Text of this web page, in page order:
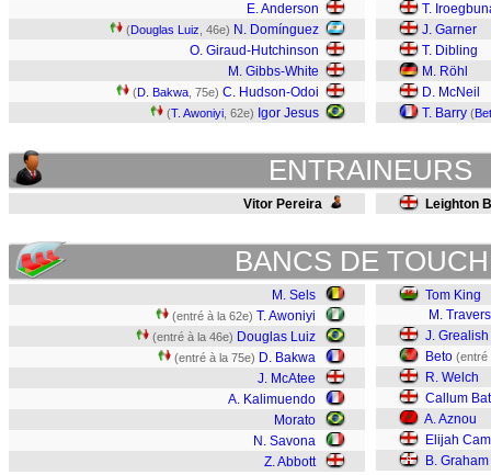
E. Anderson
(Douglas Luiz , 46e) N. Domínguez
O. Giraud-Hutchinson
M. Gibbs-White
(D. Bakwa , 75e) C. Hudson-Odoi
(T. Awoniyi , 62e) Igor Jesus
T.
J. Garner
T. Dibling
M. Röhl
D. McNeil
T. Barry (
ENTRAINEURS
Vitor Pereira Leighton
BANCS DE
M. Sels
(entré à la 62e) T. Awoniyi
(entré à la 46e) Douglas Luiz
(entré à la 75e) D. Bakwa
J. McAtee
A. Kalimuendo
Morato
N. Savona
Z. Abbott
Tom King
M. Travers
J. Grealish
Beto (entré
R. Welch
Callum
A. Aznou
Elijah
B. Graham